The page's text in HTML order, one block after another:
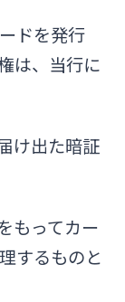
ドを発行
は、当行に
け出た暗証
もってカー
するものと